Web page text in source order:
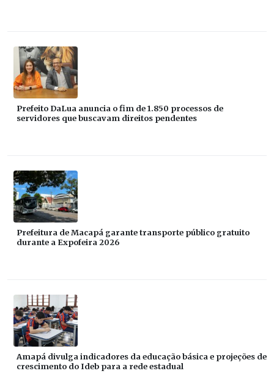
Prefeito DaLua anuncia o fim de 1.850 processos de
servidores que buscavam direitos pendentes
Prefeitura de Macapá garante transporte público gratuito
durante a Expofeira 2026
Amapá divulga indicadores da educação básica e projeções de
crescimento do Ideb para a rede estadual